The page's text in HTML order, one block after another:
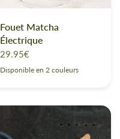
Fouet Matcha
Électrique
29.95€
VertNoir
Disponible en 2 couleurs